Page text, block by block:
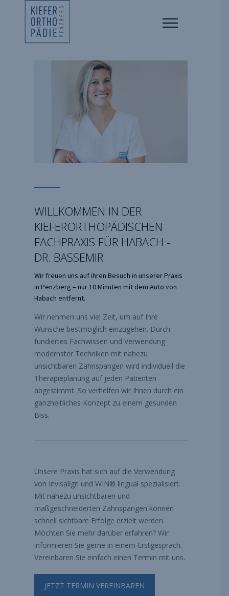
WILLKOMMEN IN DER
KIEFERORTHOPÄDISCHEN
FACHPRAXIS FÜR HABACH -
DR. BASSEMIR
Wir freuen uns auf ihren Besuch in unserer Praxis
in Penzberg – nur 10 Minuten mit dem Auto von
Habach entfernt.
Wir nehmen uns viel Zeit, um auf Ihre
Wünsche bestmöglich einzugehen. Durch
fundiertes Fachwissen und Verwendung
modernster Techniken mit nahezu
unsichtbaren Zahnspangen wird individuell die
Therapieplanung auf jeden Patienten
abgestimmt. So verhelfen wir Ihnen durch ein
ganzheitliches Konzept zu einem gesunden
Biss.
Unsere Praxis hat sich auf die Verwendung
von Invisalign und WIN® lingual spezialisiert.
Mit nahezu unsichtbaren und
maßgeschneiderten Zahnspangen können
schnell sichtbare Erfolge erzielt werden.
Möchten Sie mehr darüber erfahren? Wir
informieren Sie gerne in einem Erstgespräch.
Vereinbaren Sie einfach einen Termin mit uns.
JETZT TERMIN VEREINBAREN